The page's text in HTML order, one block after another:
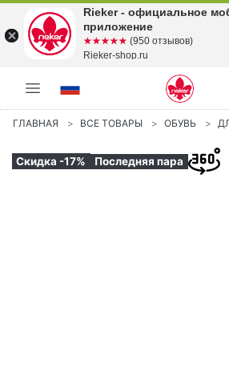
ГЛАВНАЯ ВСЕ ТОВАРЫ ОБУВЬ
Скидка -17% Последняя пара
Rieker - официальное
приложение
☆☆☆☆☆
★★★★★ (950 отзывов)
Rieker-shop.ru